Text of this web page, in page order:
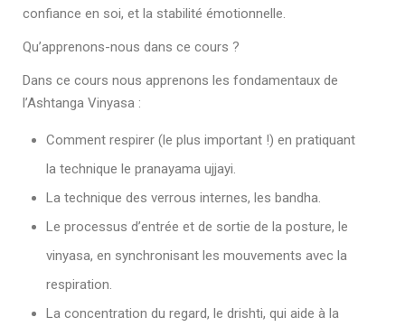
confiance en soi, et la stabilité émotionnelle.
Qu’apprenons-nous dans ce cours ?
Dans ce cours nous apprenons les fondamentaux de
l’Ashtanga Vinyasa :
Comment respirer (le plus important !) en pratiquant
la technique le pranayama ujjayi.
La technique des verrous internes, les bandha.
Le processus d’entrée et de sortie de la posture, le
vinyasa, en synchronisant les mouvements avec la
respiration.
La concentration du regard, le drishti, qui aide à la